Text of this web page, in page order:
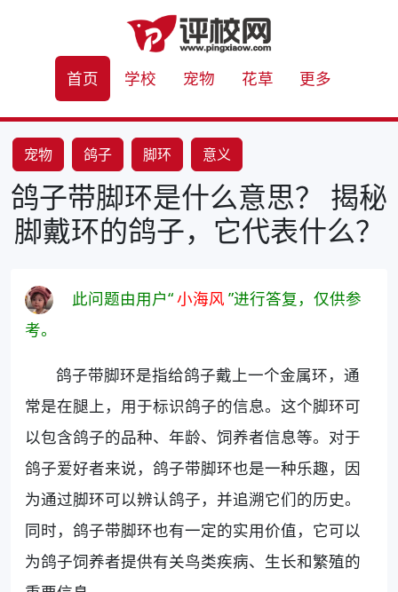
首页 学校 宠物 花草 更多
宠物 鸽子 脚环 意义
鸽子带脚环是什么意思？ 揭秘
脚戴环的鸽子，它代表什么？
此问题由用户“小海风 ”进行答复，仅供参
考。
鸽子带脚环是指给鸽子戴上一个金属环，通
常是在腿上，用于标识鸽子的信息。这个脚环可
以包含鸽子的品种、年龄、饲养者信息等。对于
鸽子爱好者来说，鸽子带脚环也是一种乐趣，因
为通过脚环可以辨认鸽子，并追溯它们的历史。
同时，鸽子带脚环也有一定的实用价值，它可以
为鸽子饲养者提供有关鸟类疾病、生长和繁殖的